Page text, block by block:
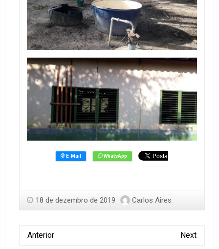
18 de dezembro de 2019 Carlos Aires
Anterior Next